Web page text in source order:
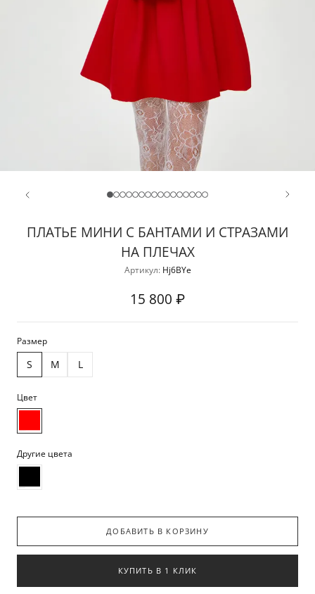
ПЛАТЬЕ МИНИ С БАНТАМИ И СТРАЗАМИ
НА ПЛЕЧАХ
Артикул: Hj6BYe
15 800 ₽
Размер
S M L
Цвет
Другие цвета
ДОБАВИТЬ В КОРЗИНУ
КУПИТЬ В 1 КЛИК